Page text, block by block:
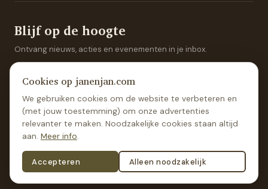
Blijf op de hoogte
Ontvang nieuws, acties en evenementen in je inbox.
Aanmelden
© Jan & Jan Algemene voorwaarden
Cookies op janenjan.com
We gebruiken cookies om de website te verbeteren en
(met jouw toestemming) om onze advertenties
relevanter te maken. Noodzakelijke cookies staan altijd
aan. Meer info.
Accepteren Alleen noodzakelijk